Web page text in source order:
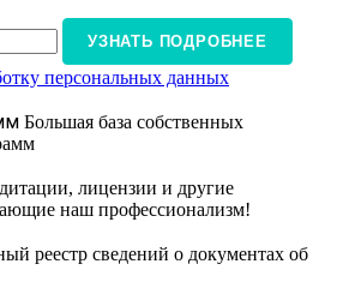
УЗНАТЬ ПОДРОБНЕЕ
персональных данных
Большая база собственных
лицензии и другие
наш профессионализм!
реестр сведений о документах об